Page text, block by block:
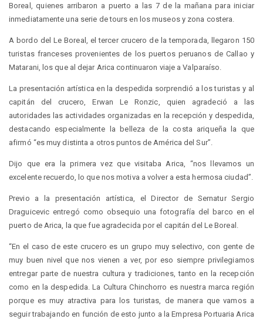
Boreal, quienes arribaron a puerto a las 7 de la mañana para iniciar
inmediatamente una serie de tours en los museos y zona costera.
A bordo del Le Boreal, el tercer crucero de la temporada, llegaron 150
turistas franceses provenientes de los puertos peruanos de Callao y
Matarani, los que al dejar Arica continuaron viaje a Valparaíso.
La presentación artística en la despedida sorprendió a los turistas y al
capitán del crucero, Erwan Le Ronzic, quien agradeció a las
autoridades las actividades organizadas en la recepción y despedida,
destacando especialmente la belleza de la costa ariqueña la que
afirmó “es muy distinta a otros puntos de América del Sur”.
Dijo que era la primera vez que visitaba Arica, “nos llevamos un
excelente recuerdo, lo que nos motiva a volver a esta hermosa ciudad”.
Previo a la presentación artística, el Director de Sernatur Sergio
Draguicevic entregó como obsequio una fotografía del barco en el
puerto de Arica, la que fue agradecida por el capitán del Le Boreal.
“En el caso de este crucero es un grupo muy selectivo, con gente de
muy buen nivel que nos vienen a ver, por eso siempre privilegiamos
entregar parte de nuestra cultura y tradiciones, tanto en la recepción
como en la despedida. La Cultura Chinchorro es nuestra marca región
porque es muy atractiva para los turistas, de manera que vamos a
seguir trabajando en función de esto junto a la Empresa Portuaria Arica